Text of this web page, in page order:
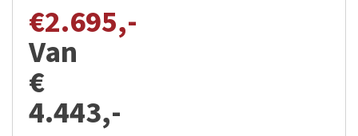
€2.695,-
Van
€
4.443,-